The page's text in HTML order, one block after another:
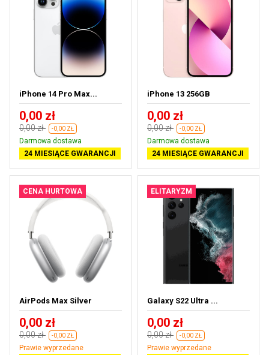
iPhone 14 Pro Max...
0,00 zł
0,00 zł -0,00 ZŁ
Darmowa dostawa
24 MIESIĄCE GWARANCJI
iPhone 13 256GB
0,00 zł
0,00 zł -0,00 ZŁ
Darmowa dostawa
24 MIESIĄCE GWARANCJI
CENA HURTOWA
AirPods Max Silver
0,00 zł
0,00 zł -0,00 ZŁ
Prawie wyprzedane
ELITARYZM
Galaxy S22 Ultra ...
0,00 zł
0,00 zł -0,00 ZŁ
Prawie wyprzedane